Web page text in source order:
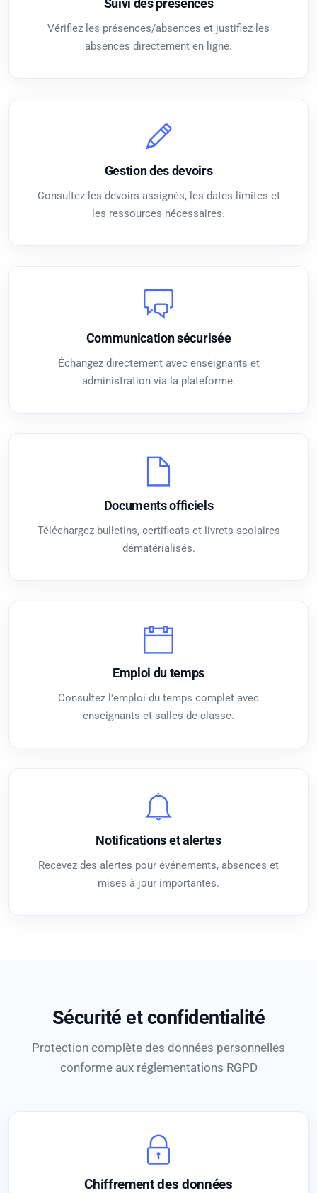
Suivi des présences
Vérifiez les présences/absences et justifiez les
absences directement en ligne.
Gestion des devoirs
Consultez les devoirs assignés, les dates limites et
les ressources nécessaires.
Communication sécurisée
Échangez directement avec enseignants et
administration via la plateforme.
Documents officiels
Téléchargez bulletins, certificats et livrets scolaires
dématérialisés.
Emploi du temps
Consultez l'emploi du temps complet avec
enseignants et salles de classe.
Notifications et alertes
Recevez des alertes pour événements, absences et
mises à jour importantes.
Sécurité et confidentialité
Protection complète des données personnelles
conforme aux réglementations RGPD
Chiffrement des données